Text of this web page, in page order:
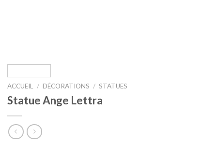
ACCUEIL / DÉCORATIONS / STATUES
Statue Ange Lettra